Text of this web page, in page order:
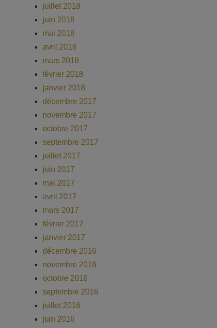
juillet 2018
juin 2018
mai 2018
avril 2018
mars 2018
février 2018
janvier 2018
décembre 2017
novembre 2017
octobre 2017
septembre 2017
juillet 2017
juin 2017
mai 2017
avril 2017
mars 2017
février 2017
janvier 2017
décembre 2016
novembre 2016
octobre 2016
septembre 2016
juillet 2016
juin 2016